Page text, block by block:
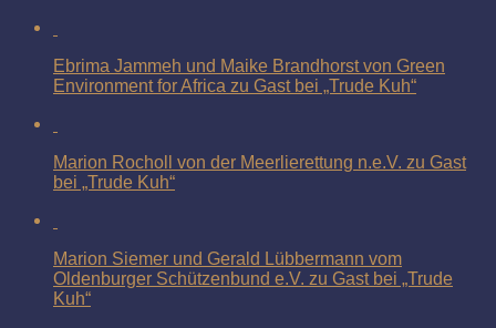
Ebrima Jammeh und Maike Brandhorst von Green
Environment for Africa zu Gast bei „Trude Kuh“
Marion Rocholl von der Meerlierettung n.e.V. zu Gast
bei „Trude Kuh“
Marion Siemer und Gerald Lübbermann vom
Oldenburger Schützenbund e.V. zu Gast bei „Trude
Kuh“